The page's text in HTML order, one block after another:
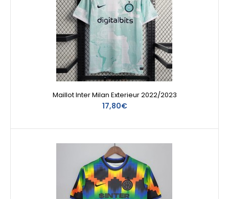
Maillot Inter Milan Exterieur 2022/2023
17,80€